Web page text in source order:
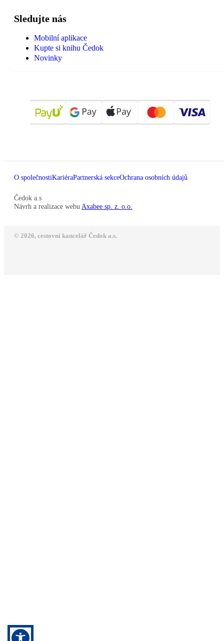
Sledujte nás
Mobilní aplikace
Kupte si knihu Čedok
Novinky
O společnostiKariéraPartnerská sekceOchrana osobních údajů
Čedok a.s
Návrh a realizace webu Axabee sp. z. o.o.
© 2026, cestovní kancelář Čedok a.s.